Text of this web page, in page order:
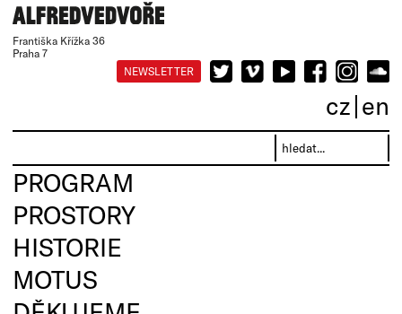
Františka Křížka 36
Praha 7
NEWSLETTER
cz en
PROGRAM
PROSTORY
HISTORIE
MOTUS